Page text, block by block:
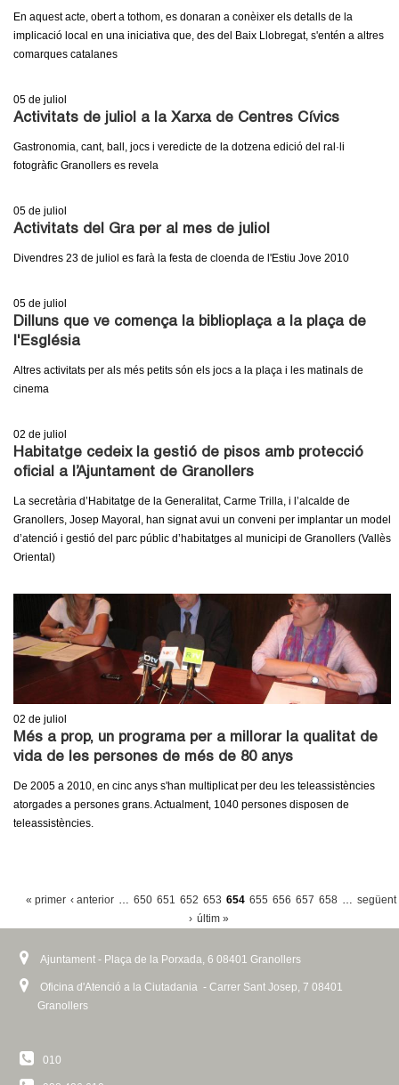
En aquest acte, obert a tothom, es donaran a conèixer els detalls de la
implicació local en una iniciativa que, des del Baix Llobregat, s'entén a altres
comarques catalanes
05 de juliol
Activitats de juliol a la Xarxa de Centres Cívics
Gastronomia, cant, ball, jocs i veredicte de la dotzena edició del ral·li
fotogràfic Granollers es revela
05 de juliol
Activitats del Gra per al mes de juliol
Divendres 23 de juliol es farà la festa de cloenda de l'Estiu Jove 2010
05 de juliol
Dilluns que ve comença la biblioplaça a la plaça de
l'Església
Altres activitats per als més petits són els jocs a la plaça i les matinals de
cinema
02 de juliol
Habitatge cedeix la gestió de pisos amb protecció
oficial a l’Ajuntament de Granollers
La secretària d’Habitatge de la Generalitat, Carme Trilla, i l’alcalde de
Granollers, Josep Mayoral, han signat avui un conveni per implantar un model
d’atenció i gestió del parc públic d’habitatges al municipi de Granollers (Vallès
Oriental)
02 de juliol
Més a prop, un programa per a millorar la qualitat de
vida de les persones de més de 80 anys
De 2005 a 2010, en cinc anys s'han multiplicat per deu les teleassistències
atorgades a persones grans. Actualment, 1040 persones disposen de
teleassistències.
N
« primer ‹ anterior … 650 651 652 653 654 655 656 657 658 … següent
› últim »
Ajuntament - Plaça de la Porxada, 6 08401 Granollers
Oficina d'Atenció a la Ciutadania - Carrer Sant Josep, 7 08401
Granollers
010